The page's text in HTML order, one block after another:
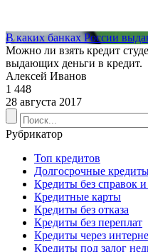
В каких банках России
Можно ли взять кредит
выдающих деньги в кредит.
Алексей Иванов
1 448
28 августа 2017
Рубрикатор
Топ кредитов
Долгосрочные
Кредиты без справок
Кредитные карты
Кредиты без отказа
Кредиты без переплат
Кредиты через
Кредиты под залог